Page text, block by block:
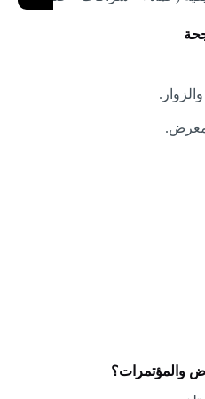
والمؤتمرات؟